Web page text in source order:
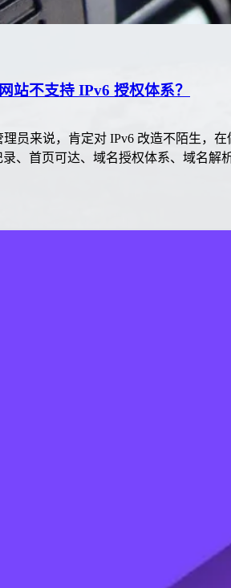
站不支持 IPv6 授权体系？
员来说，肯定对 IPv6 改造不陌生，
、首页可达、域名授权体系、域名